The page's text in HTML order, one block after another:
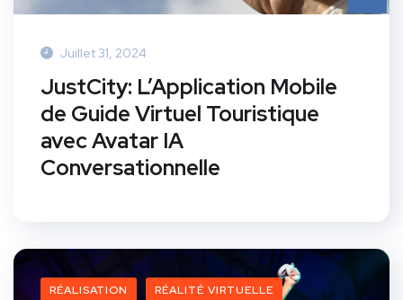
Juillet 31, 2024
JustCity: L’Application Mobile
de Guide Virtuel Touristique
avec Avatar IA
Conversationnelle
RÉALISATION RÉALITÉ VIRTUELLE